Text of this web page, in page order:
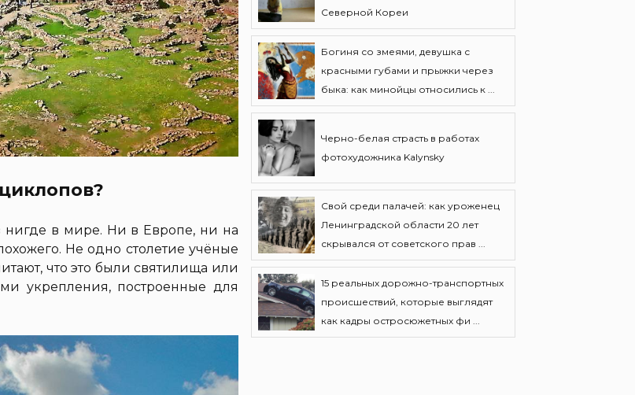
в мире. Ни в Европе, ни на
Не одно столетие учёные
что это были святилища или
укрепления, построенные для
Северной Кореи
Богиня со змеями, девушка с
красными губами и прыжки через
быка: как минойцы относились к ...
Черно-белая страсть в работах
фотохудожника Kalynsky
Свой среди палачей: как уроженец
Ленинградской области 20 лет
скрывался от советского прав ...
15 реальных дорожно-транспортных
происшествий, которые выглядят
как кадры остросюжетных фи ...